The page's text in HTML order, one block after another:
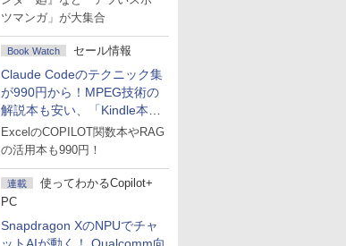
ツマンガ」が大集合
Book Watch セール情報
Claude Codeのテクニック集
が990円から！MPEG技術の
解説本も安い、「Kindle本サ
マーセール」第2弾開始！
ExcelのCOPILOT関数本やRAG
の活用本も990円！
連載
使ってわかるCopilot+
PC
Snapdragon XのNPUでチャ